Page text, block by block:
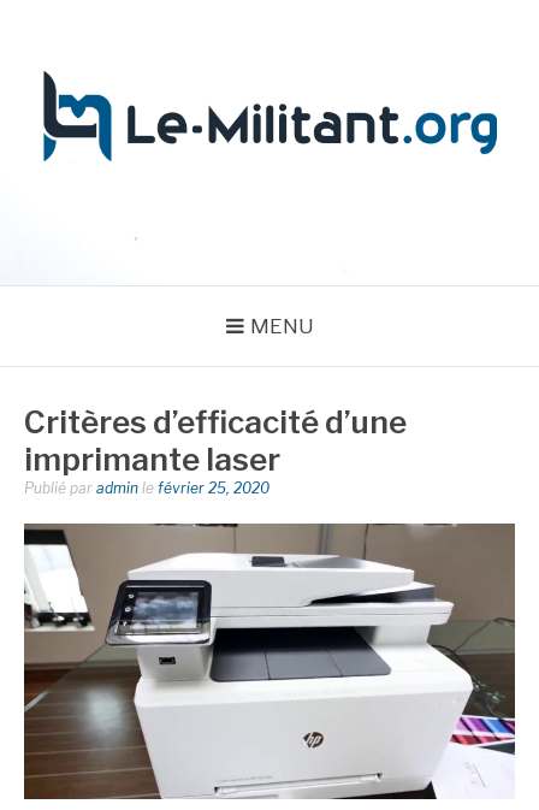
MENU
Critères d’efficacité d’une
imprimante laser
Publié par admin le février 25, 2020